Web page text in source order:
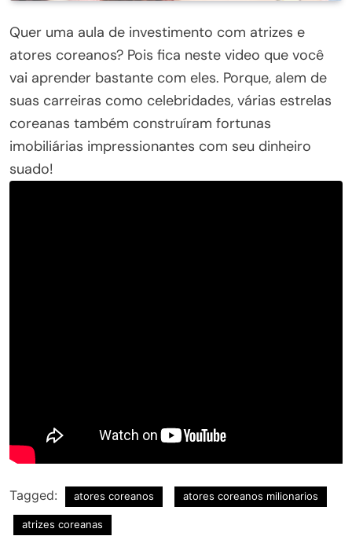
Quer uma aula de investimento com atrizes e
atores coreanos? Pois fica neste video que você
vai aprender bastante com eles. Porque, alem de
suas carreiras como celebridades, várias estrelas
coreanas também construíram fortunas
imobiliárias impressionantes com seu dinheiro
suado!
Tagged: atores coreanos atores coreanos milionarios
atrizes coreanas